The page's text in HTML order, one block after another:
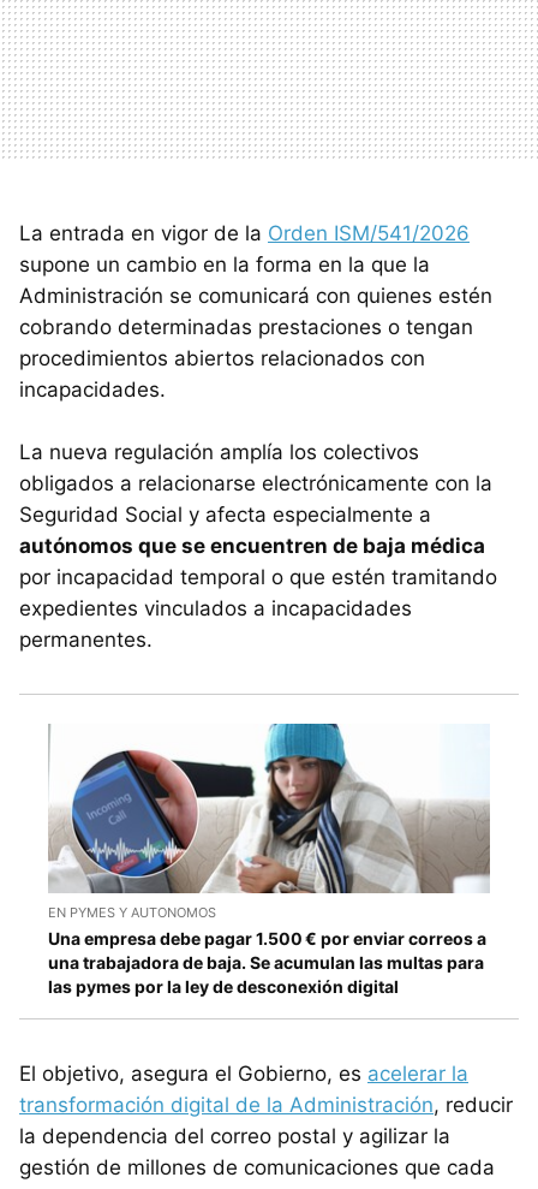
La entrada en vigor de la Orden ISM/541/2026
supone un cambio en la forma en la que la
Administración se comunicará con quienes estén
cobrando determinadas prestaciones o tengan
procedimientos abiertos relacionados con
incapacidades.
La nueva regulación amplía los colectivos
obligados a relacionarse electrónicamente con la
Seguridad Social y afecta especialmente a
autónomos que se encuentren de baja médica
por incapacidad temporal o que estén tramitando
expedientes vinculados a incapacidades
permanentes.
EN PYMES Y AUTONOMOS
Una empresa debe pagar 1.500 € por enviar correos a
una trabajadora de baja. Se acumulan las multas para
las pymes por la ley de desconexión digital
El objetivo, asegura el Gobierno, es acelerar la
transformación digital de la Administración, reducir
la dependencia del correo postal y agilizar la
gestión de millones de comunicaciones que cada